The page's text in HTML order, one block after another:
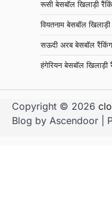
रूसी बेसबॉल खिलाड़ी
वियतनाम बेसबॉल
सऊदी अरब बेसबॉल
हंगेरियन बेसबॉल खिलाड़ी
Copyright © 2026
Blog by Ascendoor |